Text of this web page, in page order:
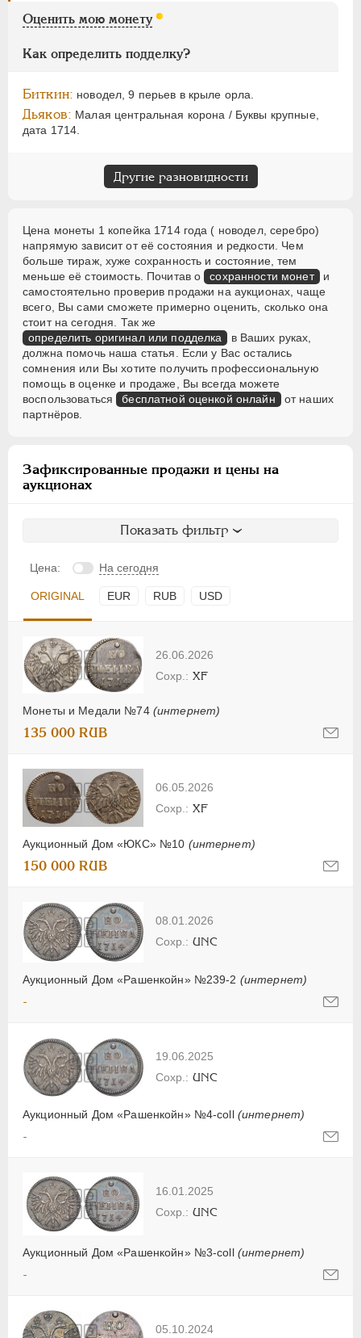
Дьяков ЗС
Семёнов: 172-3 (H1)
ГМ: не вошла в описание
Оценить мою монету
Как определить подделку?
Биткин: новодел, 9 перьев в крыле орла.
Дьяков: Малая центральная корона / Буквы крупные,
дата 1714.
Другие разновидности
Цена монеты 1 копейка 1714 года ( новодел, серебро)
напрямую зависит от её состояния и редкости. Чем
больше тираж, хуже сохранность и состояние, тем
меньше её стоимость. Почитав о сохранности монет и
самостоятельно проверив продажи на аукционах, чаще
всего, Вы сами сможете примерно оценить, сколько она
стоит на сегодня. Так же
определить оригинал или подделка
в Ваших руках,
должна помочь наша статья. Если у Вас остались
сомнения или Вы хотите получить профессиональную
помощь в оценке и продаже, Вы всегда можете
воспользоваться бесплатной оценкой онлайн от наших
партнёров.
Зафиксированные продажи и цены на
аукционах
Показать фильтр
Цена: На сегодня
ORIGINAL EUR RUB USD
26.06.2026
Монеты и Медали №74 (интернет)
XF
135 000 RUB
06.05.2026
Аукционный Дом «ЮКС» №10 (интернет)
XF
150 000 RUB
08.01.2026
Аукционный Дом «Рашенкойн» №239-2 (интернет)
UNC
-
19.06.2025
Аукционный Дом «Рашенкойн» №4-coll (интернет)
UNC
-
16.01.2025
Аукционный Дом «Рашенкойн» №3-coll (интернет)
UNC
-
05.10.2024
АЛЕКСАНДР II 1855-1881
АЛЕКСАНДР III 1881-1894
ВРЕМЕННОЕ ПРАВ. 1917-1918
ИНОСТРАННЫЕ 1768-1918